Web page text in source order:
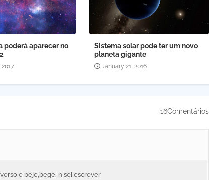
poderá aparecer no
Sistema solar pode ter um novo
planeta gigante
January 21, 2016
16Comentários
e beje,bege, n sei escrever